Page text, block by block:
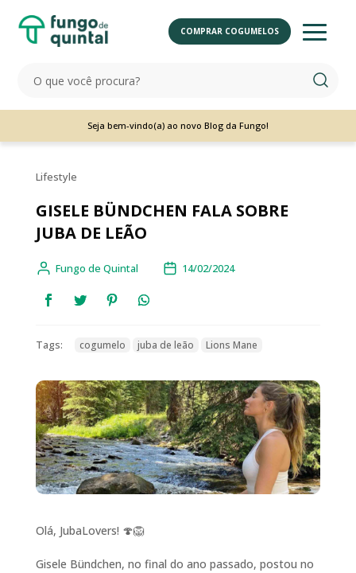
COMPRAR COGUMELOS
Seja bem-vindo(a) ao novo Blog da Fungo!
Lifestyle
GISELE BÜNDCHEN FALA SOBRE
JUBA DE LEÃO
Fungo de Quintal 14/02/2024
Tags: cogumelo juba de leão Lions Mane
Olá, JubaLovers! 🍄🦁
Gisele Bündchen, no final do ano passado, postou no